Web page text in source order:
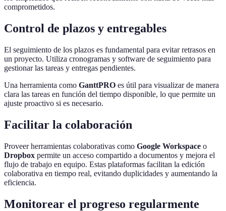
comprometidos.
Control de plazos y entregables
El seguimiento de los plazos es fundamental para evitar retrasos en
un proyecto. Utiliza cronogramas y software de seguimiento para
gestionar las tareas y entregas pendientes.
Una herramienta como GanttPRO es útil para visualizar de manera
clara las tareas en función del tiempo disponible, lo que permite un
ajuste proactivo si es necesario.
Facilitar la colaboración
Proveer herramientas colaborativas como Google Workspace o
Dropbox permite un acceso compartido a documentos y mejora el
flujo de trabajo en equipo. Estas plataformas facilitan la edición
colaborativa en tiempo real, evitando duplicidades y aumentando la
eficiencia.
Monitorear el progreso regularmente